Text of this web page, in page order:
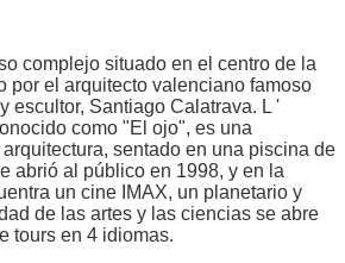
complejo situado en el centro de la
por el arquitecto valenciano famoso
escultor, Santiago Calatrava. L '
como "El ojo", es una
sentado en una piscina de
abrió al público en 1998, y en la
un cine IMAX, un planetario y
de las artes y las ciencias se abre
tours en 4 idiomas.